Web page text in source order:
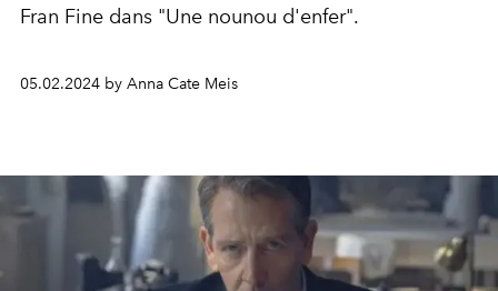
Fran Fine dans "Une nounou d'enfer".
05.02.2024 by Anna Cate Meis